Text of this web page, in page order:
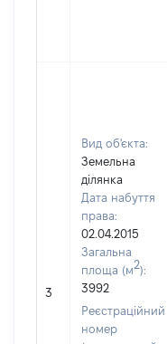
3
Вид об'єкта:
Земельна
ділянка
Дата набуття
права:
02.04.2015
Загальна
площа (м2):
3992
Реєстраційний
номер